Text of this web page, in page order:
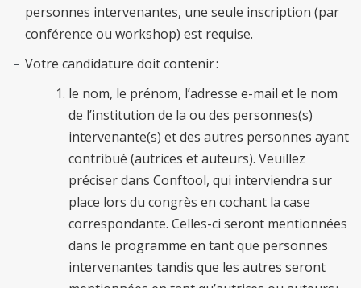
personnes intervenantes, une seule inscription (par
conférence ou workshop) est requise.
Votre candidature doit contenir :
le nom, le prénom, l’adresse e-mail et le nom
de l’institution de la ou des personnes(s)
intervenante(s) et des autres personnes ayant
contribué (autrices et auteurs). Veuillez
préciser dans Conftool, qui interviendra sur
place lors du congrès en cochant la case
correspondante. Celles-ci seront mentionnées
dans le programme en tant que personnes
intervenantes tandis que les autres seront